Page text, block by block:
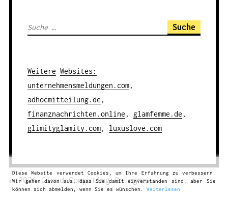
S
h
e
n
a
c
Weitere Websites :
unternehmensmeldungen.com,
adhocmitteilung.de ,
finanznachrichten.online , glamfemme.de ,
glimityglamity.com, luxuslove.com
© 2026Cloud ComputingCologne
Diese Website verwendet Cookies, um Ihre Erfahrung zu verbessern.
Wir gehen davon aus, dass Sie damit einverstanden sind, aber Sie
können sich abmelden, wenn Sie es wünschen. Weiterlesen